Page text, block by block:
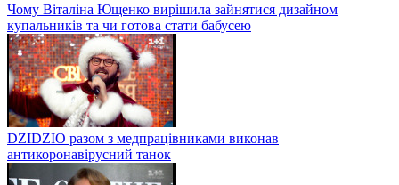
Чому Віталіна Ющенко вирішила зайнятися дизайном
купальників та чи готова стати бабусею
DZIDZIO разом з медпрацівниками виконав
антикоронавірусний танок